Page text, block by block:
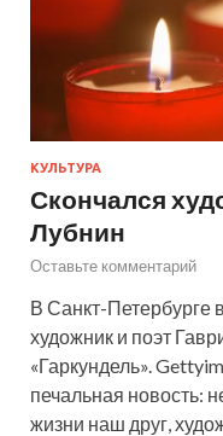
КУЛЬТУРА
Скончался
Лубнин
Оставьте комментарий
В Санкт-Петербурге
художник и поэт
«Гаркундель».
печальная новость:
жизни наш друг,